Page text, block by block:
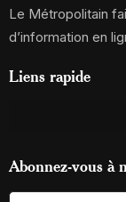
Le Métropolitain
d’information en
Liens rapide
Abonnez-vous à